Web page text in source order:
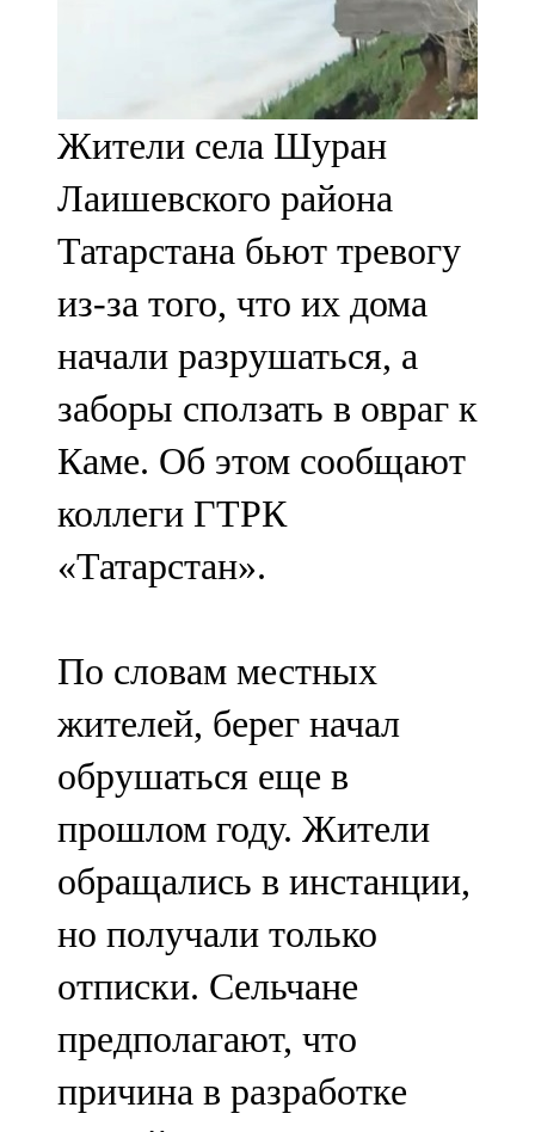
Теләче
106,1 FM
Түбән Кама
102,6 FM
Чирмешән
107,7 FM
Чистай
103,0 FM
Чүпрәле
Шәмәрдән
102,3 FM
Яңа чишмә
107,0 FM
Яр Чаллы
105,5 FM
Жители села Шуран
Лаишевского района
Татарстана бьют тревогу
из-за того, что их дома
начали разрушаться, а
заборы сползать в овраг к
Каме. Об этом сообщают
коллеги ГТРК
«Татарстан».
По словам местных
жителей, берег начал
обрушаться еще в
прошлом году. Жители
обращались в инстанции,
но получали только
отписки. Сельчане
предполагают, что
причина в разработке